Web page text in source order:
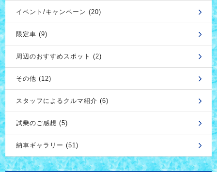
イベント/キャンペーン (20)
限定車 (9)
周辺のおすすめスポット (2)
その他 (12)
スタッフによるクルマ紹介 (6)
試乗のご感想 (5)
納車ギャラリー (51)